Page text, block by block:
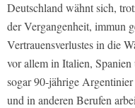
Deutschland wähnt sich,
der Vergangenheit, immun
Vertrauensverlustes in die
vor allem in Italien,
sogar 90-jährige
und in anderen Berufen